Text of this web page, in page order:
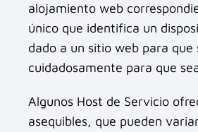
alojamiento web
único que identifica un
dado a un sitio web para
cuidadosamente para que
Algunos Host de Servicio
asequibles, que pueden